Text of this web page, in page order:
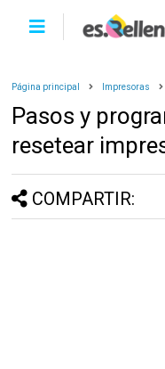
Página principal Impresoras
Pasos y
resetear
COMPARTIR: